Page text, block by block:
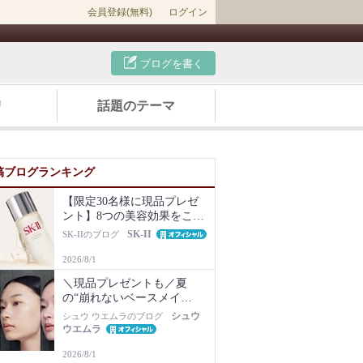
会員登録(無料) ログイン
ブログを書く
話題のテーマ
ブログランキング
【限定30名様に現品プレゼ
ント】8つの美容効果をこの
1本で【新美容液キット再販
SK-IIのブログ SK-II
2026/8/1
＼現品プレゼントも／夏
の“崩れないベースメイ
ク”は名品化粧下地から！毛
穴・ベタつき・乾燥知らず
シュウ ウエムラのブログ
シュウ
ウエムラ
2026/8/1